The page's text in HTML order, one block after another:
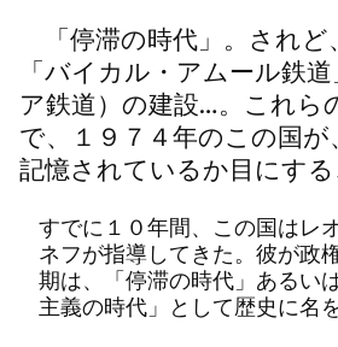
「停滞の時代」。されど
「バイカル・アムール鉄
ア鉄道）の建設…。これら
で、１９７４年のこの国
記憶されているか目にする
すでに１０年間、この国はレ
ネフが指導してきた。彼が政
期は、「停滞の時代」あるい
主義の時代」として歴史に名